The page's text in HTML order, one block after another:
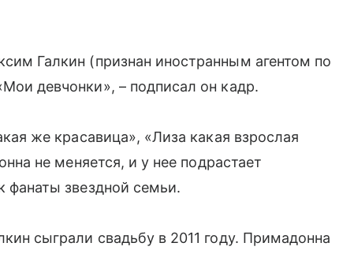
Галкин (признан иностранным агентом по
девчонки», – подписал он кадр.
же красавица», «Лиза какая взрослая
не меняется, и у нее подрастает
фанаты звездной семьи.
сыграли свадьбу в 2011 году. Примадонна